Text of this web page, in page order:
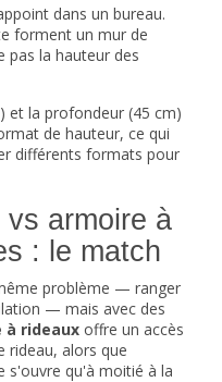
dans un bureau.
forment un mur de
pas la hauteur des
et la profondeur (45 cm)
de hauteur, ce qui
différents formats pour
armoire à
: le match
problème — ranger
— mais avec des
à rideaux offre un accès
rideau, alors que
s'ouvre qu'à moitié à la